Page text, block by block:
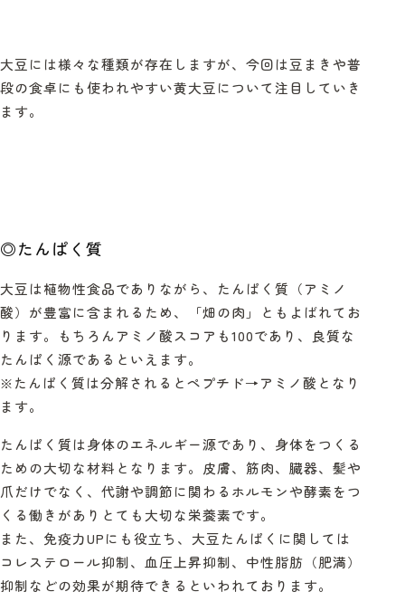
大豆には様々な種類が存在しますが、今回は豆まきや普
段の食卓にも使われやすい黄大豆について注目していき
ます。
◎たんぱく質
大豆は植物性食品でありながら、たんぱく質（アミノ
酸）が豊富に含まれるため、「畑の肉」ともよばれてお
ります。もちろんアミノ酸スコアも100であり、良質な
たんぱく源であるといえます。
※たんぱく質は分解されるとペプチド→アミノ酸となり
ます。
たんぱく質は身体のエネルギー源であり、身体をつくる
ための大切な材料となります。皮膚、筋肉、臓器、髪や
爪だけでなく、代謝や調節に関わるホルモンや酵素をつ
くる働きがありとても大切な栄養素です。
また、免疫力UPにも役立ち、大豆たんぱくに関しては
コレステロール抑制、血圧上昇抑制、中性脂肪（肥満）
抑制などの効果が期待できるといわれております。